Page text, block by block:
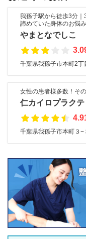
我孫子駅から徒歩3分｜
諦めていた身体のお悩
やまとなでしこ
千葉県我孫子市本町2
女性の患者様多数！そ
仁カイロプラクテ
千葉県我孫子市本町３